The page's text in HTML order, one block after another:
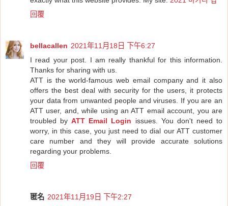
回覆
bellacallen 2021年11月18日 下午6:27
I read your post. I am really thankful for this information.
Thanks for sharing with us.
ATT is the world-famous web email company and it also
offers the best deal with security for the users, it protects
your data from unwanted people and viruses. If you are an
ATT user, and, while using an ATT email account, you are
troubled byATT Email Login issues. You don't need to
worry, in this case, you just need to dial our ATT customer
care number and they will provide accurate solutions
regarding your problems.
回覆
匿名 2021年11月19日 下午2:27